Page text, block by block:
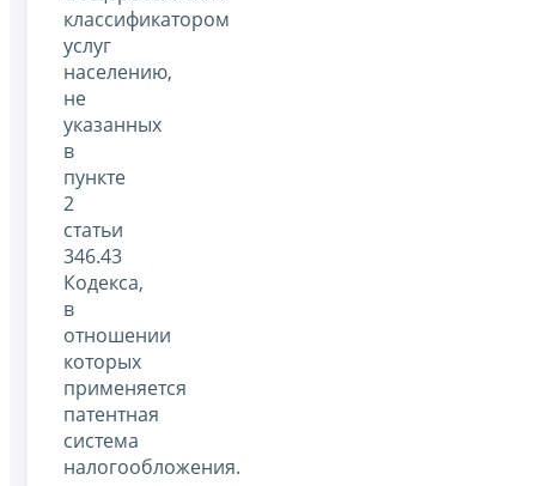
классификатором
услуг
населению,
не
указанных
в
пункте
2
статьи
346.43
Кодекса,
в
отношении
которых
применяется
патентная
система
налогообложения.